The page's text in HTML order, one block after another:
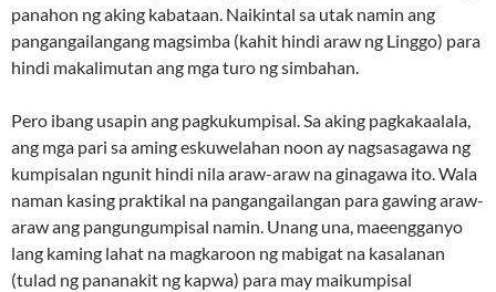
panahon ng aking kabataan. Naikintal sa utak namin ang
pangangailangang magsimba (kahit hindi araw ng Linggo) para
hindi makalimutan ang mga turo ng simbahan.
Pero ibang usapin ang pagkukumpisal. Sa aking pagkakaalala,
ang mga pari sa aming eskuwelahan noon ay nagsasagawa ng
kumpisalan ngunit hindi nila araw-araw na ginagawa ito. Wala
naman kasing praktikal na pangangailangan para gawing araw-
araw ang pangungumpisal namin. Unang una, maeengganyo
lang kaming lahat na magkaroon ng mabigat na kasalanan
(tulad ng pananakit ng kapwa) para may maikumpisal